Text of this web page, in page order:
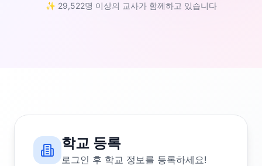
✨ 29,522명 이상의 교사가 함께하고 있습니다
학교 등록
로그인 후 학교 정보를 등록하세요!